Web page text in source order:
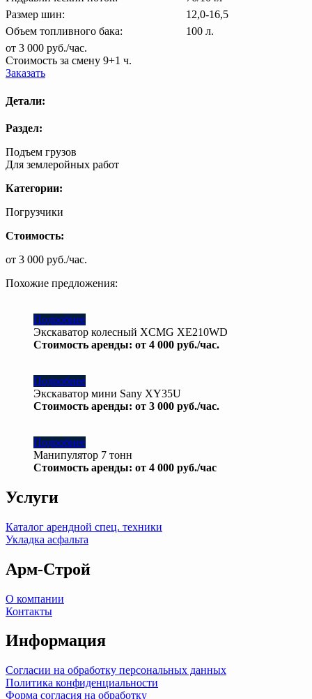
Размер шин:
12,0-16,5
Объем топливного бака:
100 л.
от 3 000 руб./час.
Стоимость за смену 9+1 ч.
Заказать
Детали:
Раздел:
Подъем грузов
Для землеройных работ
Категории:
Погрузчики
Стоимость:
от 3 000 руб./час.
Похожие предложения:
Подробнее
Экскаватор колесный XCMG ХЕ210WD
Стоимость аренды: от 4 000 руб./час.
Подробнее
Экскаватор мини Sany XY35U
Стоимость аренды: от 3 000 руб./час.
Подробнее
Манипулятор 7 тонн
Стоимость аренды: от 4 000 руб./час
Услуги
Каталог арендной спец. техники
Укладка асфальта
Арм-Строй
О компании
Контакты
Информация
Согласии на обработку персональных данных
Политика конфиденциальности
Форма согласия на обработку